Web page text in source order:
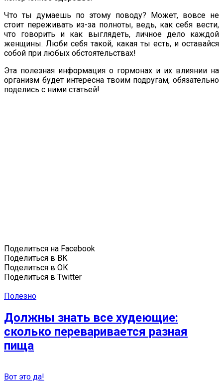
Что ты думаешь по этому поводу? Может, вовсе не
стоит переживать из-за полноты, ведь, как себя вести,
что говорить и как выглядеть, личное дело каждой
женщины. Люби себя такой, какая ты есть, и оставайся
собой при любых обстоятельствах!
Эта полезная информация о гормонах и их влиянии на
организм будет интересна твоим подругам, обязательно
поделись с ними статьей!
Поделиться на Facebook
Поделиться в ВК
Поделиться в ОК
Поделиться в Twitter
Полезно
Должны знать все худеющие:
сколько переваривается разная
пища
Вот это да!